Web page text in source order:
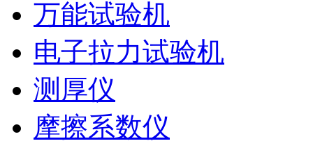
万能试验机
电子拉力试验机
测厚仪
摩擦系数仪